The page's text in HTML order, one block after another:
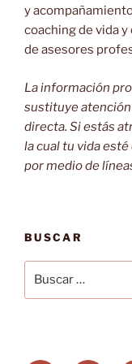
y
coaching de vida
de asesores
La información
sustituye
directa. Si estás
la cual tu vida
por medio de
BUSCAR
por: